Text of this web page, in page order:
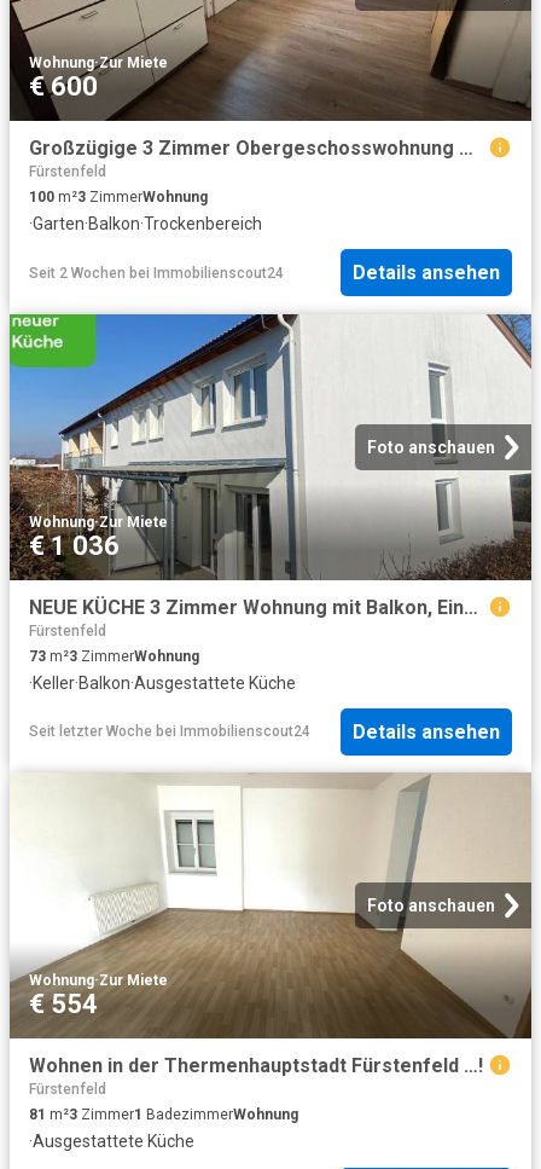
Wohnung·Zur Miete
€ 600
Großzügige 3 Zimmer Obergeschosswohnung mit Balkon und Gartenmitbenutzung in Fürstenfeld
Fürstenfeld
100 m²3 ZimmerWohnung
·Garten·Balkon·Trockenbereich
Seit 2 Wochen bei Immobilienscout24 Details ansehen
Foto anschauen
Wohnung·Zur Miete
€ 1 036
NEUE KÜCHE 3 Zimmer Wohnung mit Balkon, Einbauküche mit E Geräten und Tiefgaragenplatz geförderte Miete ODER geförderte Miete mit Kaufoption 3 Zimmer
Fürstenfeld
73 m²3 ZimmerWohnung
·Keller·Balkon·Ausgestattete Küche
Seit letzter Woche bei Immobilienscout24 Details ansehen
Foto anschauen
Wohnung·Zur Miete
€ 554
Wohnen in der Thermenhauptstadt Fürstenfeld …!
Fürstenfeld
81 m²3 Zimmer1 BadezimmerWohnung
·Ausgestattete Küche